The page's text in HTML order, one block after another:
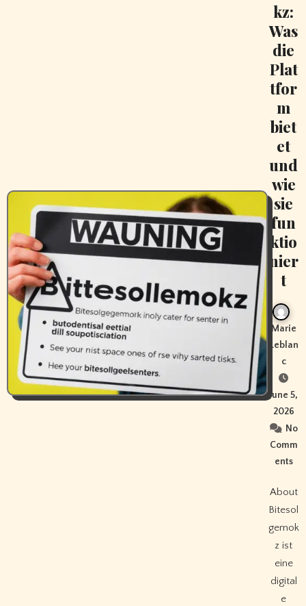
kz:
Was
die
Plat
tfor
m
biet
et
und
wie
sie
fun
ktio
nier
t
Marie
Leblan
c
June 5,
2026
No
Comm
ents
About
Bitesol
gemok
z ist
eine
digital
e